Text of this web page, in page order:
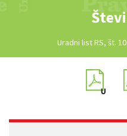
Uradni list RS, št.